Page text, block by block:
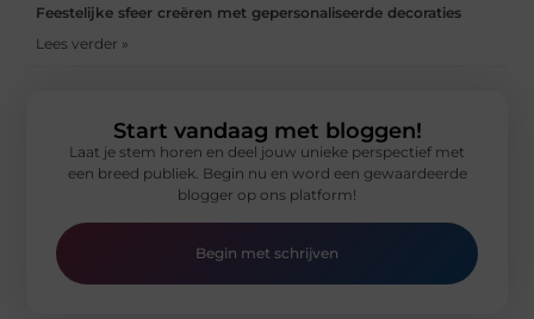
Feestelijke sfeer creëren met gepersonaliseerde decoraties
Lees verder »
Start vandaag met bloggen!
Laat je stem horen en deel jouw unieke perspectief met
een breed publiek. Begin nu en word een gewaardeerde
blogger op ons platform!
Begin met schrijven